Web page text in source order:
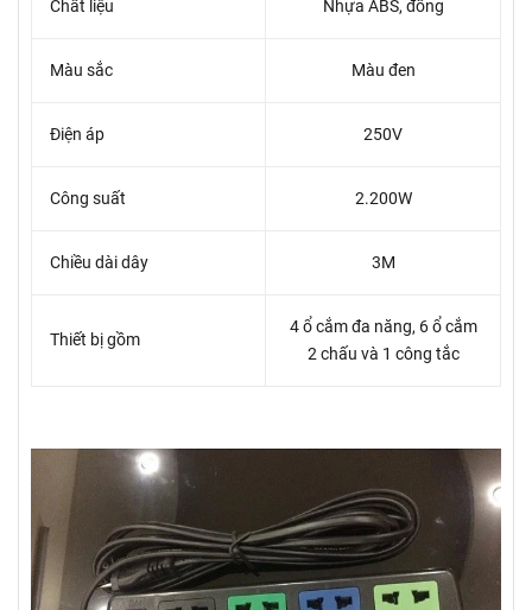
Chất liệu Nhựa ABS, đồng
Màu sắc Màu đen
Điện áp 250V
Công suất 2.200W
Chiều dài dây 3M
Thiết bị gồm
4 ổ cắm đa năng, 6 ổ cắm
2 chấu và 1 công tắc